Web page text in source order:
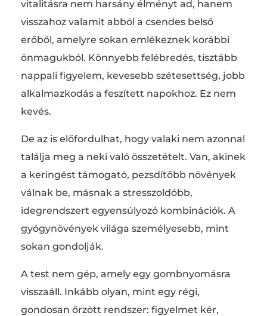
vitalitásra nem harsány élményt ad, hanem
visszahoz valamit abból a csendes belső
erőből, amelyre sokan emlékeznek korábbi
önmagukból. Könnyebb felébredés, tisztább
nappali figyelem, kevesebb szétesettség, jobb
alkalmazkodás a feszített napokhoz. Ez nem
kevés.
De az is előfordulhat, hogy valaki nem azonnal
találja meg a neki való összetételt. Van, akinek
a keringést támogató, pezsdítőbb növények
válnak be, másnak a stresszoldóbb,
idegrendszert egyensúlyozó kombinációk. A
gyógynövények világa személyesebb, mint
sokan gondolják.
A test nem gép, amely egy gombnyomásra
visszaáll. Inkább olyan, mint egy régi,
gondosan őrzött rendszer: figyelmet kér,